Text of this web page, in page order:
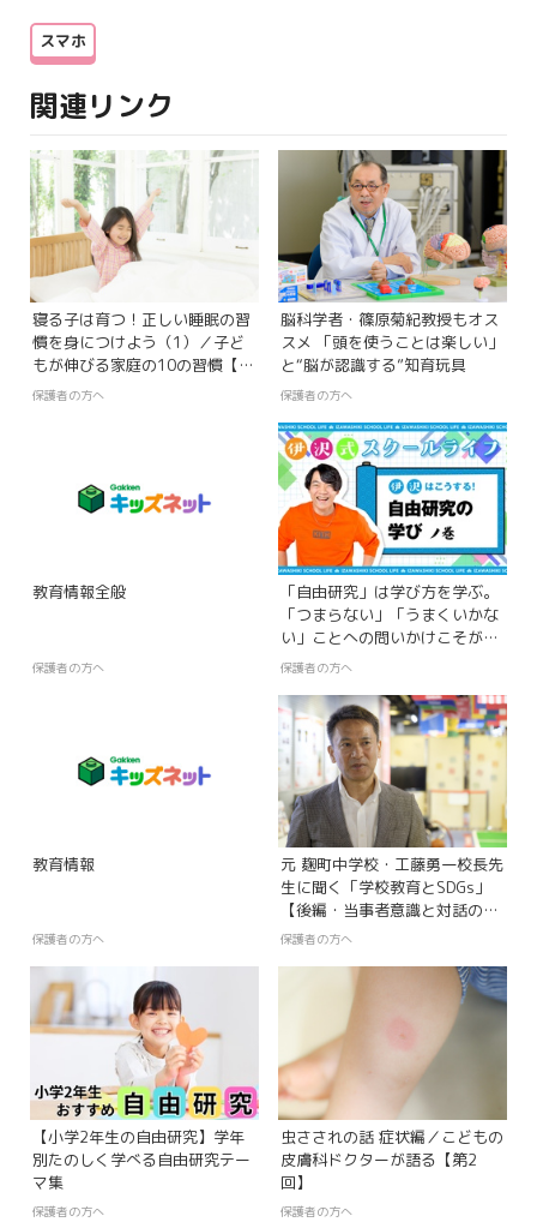
スマホ
関連リンク
寝る子は育つ！正しい睡眠の習
慣を身につけよう（1）／子ど
もが伸びる家庭の10の習慣【第
1回】
保護者の方へ
脳科学者・篠原菊紀教授もオス
スメ 「頭を使うことは楽しい」
と“脳が認識する”知育玩具
保護者の方へ
教育情報全般
保護者の方へ
「自由研究」は学び方を学ぶ。
「つまらない」「うまくいかな
い」ことへの問いかけこそが最
大の学び【伊沢式スクールライ
保護者の方へ
教育情報
保護者の方へ
元 麹町中学校・工藤勇一校長先
生に聞く「学校教育とSDGs」
【後編・当事者意識と対話の重
要性】
保護者の方へ
【小学2年生の自由研究】学年
別たのしく学べる自由研究テー
マ集
保護者の方へ
虫さされの話 症状編／こどもの
皮膚科ドクターが語る【第2
回】
保護者の方へ